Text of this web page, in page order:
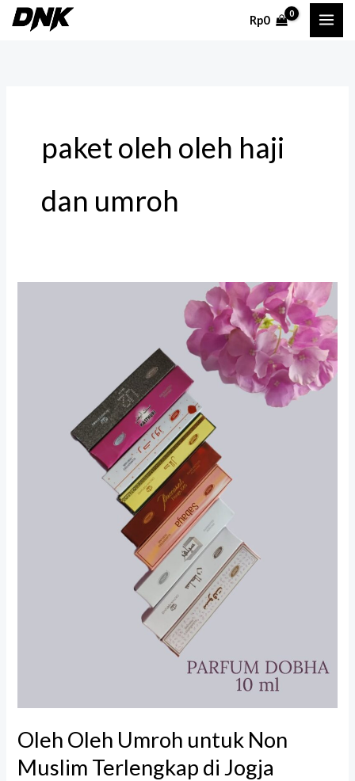
Lewati
Rp0
paket oleh oleh haji
dan umroh
Oleh Oleh Umroh untuk Non
Muslim Terlengkap di Jogja